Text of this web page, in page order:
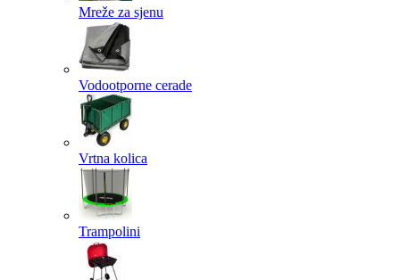
Mreže za sjenu
Vodootporne cerade
Vrtna kolica
Trampolini